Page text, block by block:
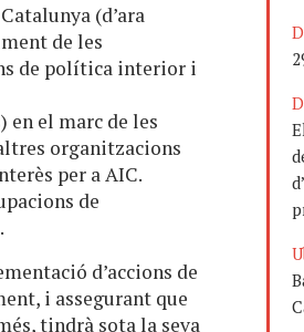
(d’ara
de les
de política interior i
el marc de les
organitzacions
per a AIC.
de
d’accions de
i assegurant que
tindrà sota la seva